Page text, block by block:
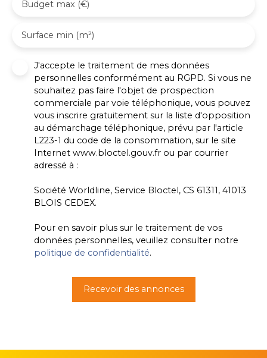
Budget max (€)
Surface min (m²)
J'accepte le traitement de mes données
personnelles conformément au RGPD. Si vous ne
souhaitez pas faire l'objet de prospection
commerciale par voie téléphonique, vous pouvez
vous inscrire gratuitement sur la liste d'opposition
au démarchage téléphonique, prévu par l'article
L223-1 du code de la consommation, sur le site
Internet www.bloctel.gouv.fr ou par courrier
adressé à :
Société Worldline, Service Bloctel, CS 61311, 41013
BLOIS CEDEX.
Pour en savoir plus sur le traitement de vos
données personnelles, veuillez consulter notre
politique de confidentialité.
Recevoir des annonces